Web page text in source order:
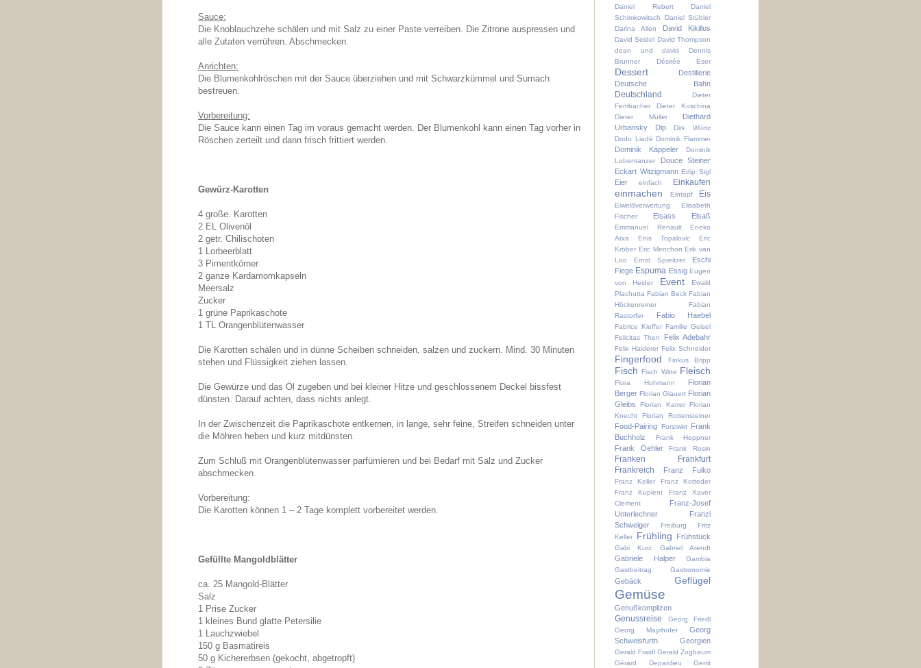
Sauce:
Die Knoblauchzehe schälen und mit Salz zu einer Paste verreiben. Die Zitrone auspressen und
alle Zutaten verrühren. Abschmecken.
Anrichten:
Die Blumenkohlröschen mit der Sauce überziehen und mit Schwarzkümmel und Sumach
bestreuen.
Vorbereitung:
Die Sauce kann einen Tag im voraus gemacht werden. Der Blumenkohl kann einen Tag vorher in
Röschen zerteilt und dann frisch frittiert werden.
Gewürz-Karotten
4 große. Karotten
2 EL Olivenöl
2 getr. Chilischoten
1 Lorbeerblatt
3 Pimentkörner
2 ganze Kardamomkapseln
Meersalz
Zucker
1 grüne Paprikaschote
1 TL Orangenblütenwasser
Die Karotten schälen und in dünne Scheiben schneiden, salzen und zuckern. Mind. 30 Minuten
stehen und Flüssigkeit ziehen lassen.
Die Gewürze und das Öl zugeben und bei kleiner Hitze und geschlossenem Deckel bissfest
dünsten. Darauf achten, dass nichts anlegt.
In der Zwischenzeit die Paprikaschote entkernen, in lange, sehr feine, Streifen schneiden unter
die Möhren heben und kurz mitdünsten.
Zum Schluß mit Orangenblütenwasser parfümieren und bei Bedarf mit Salz und Zucker
abschmecken.
Vorbereitung:
Die Karotten können 1 – 2 Tage komplett vorbereitet werden.
Gefüllte Mangoldblätter
ca. 25 Mangold-Blätter
Salz
1 Prise Zucker
1 kleines Bund glatte Petersilie
1 Lauchzwiebel
150 g Basmatireis
50 g Kichererbsen (gekocht, abgetropft)
Daniel Rebert
Daniel
Schimkowitsch
Daniel Stübler
Darina Allen
David Kikillus
David Seidel David Thompson
dean und david
Dennis
Brunner
Désirée Eser
Dessert
Destillerie
Deutsche Bahn
Deutschland
Dieter
Fembacher
Dieter Koschina
Dieter Müller
Diethard
Urbansky
Dip
Dirk Würtz
Dodo Liadé Dominik Flammer
Dominik Käppeler
Dominik
Lobentanzer
Douce Steiner
Eckart Witzigmann Edip Sigl
Eier einfach Einkaufen
einmachen Eintopf Eis
Eiweißverwertung
Elisabeth
Fischer
Elsass Elsaß
Emmanuel Renault
Eneko
Atxa
Enis Topalovic
Eric
Kröber Eric Menchon Erik van
Loo
Ernst Spreitzer
Eschi
Fiege Espuma Essig Eugen
von Heider
Event
Ewald
Plachutta Fabian Beck Fabian
Höckenreiner
Fabian
Rastorfer
Fabio Haebel
Fabrice Kieffer Familie Geisel
Felicitas Then
Felix Adebahr
Felix Haiderer Felix Schneider
Fingerfood Finkus Bripp
Fisch Fisch Witte Fleisch
Flora Hohmann
Florian
Berger Florian Glauert Florian
Gleibs
Florian Karrer
Florian
Knecht
Florian Rottensteiner
Food-Pairing Forstwirt Frank
Buchholz
Frank Heppner
Frank Oehler Frank Rosin
Franken
Frankfurt
Frankreich
Franz Fuiko
Franz Keller
Franz Kotteder
Franz Kuplent
Franz Xaver
Clement
Franz-Josef
Unterlechner
Franzi
Schweiger
Freiburg
Fritz
Keller
Frühling Frühstück
Gabi Kurz Gabriel Arendt
Gabriele Halper
Gambia
Gastbeitrag
Gastronomie
Gebäck Geflügel
Gemüse
Genußkomplizen
Genussreise
Georg Friedl
Georg Mayrhofer
Georg
Schweisfurth
Georgien
Gerald Fraidl Gerald Zogbaum
Gérard Depardieu
Gerrit